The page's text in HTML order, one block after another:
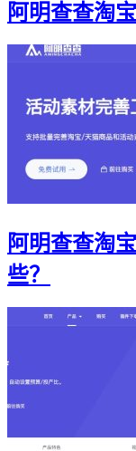
阿明查查淘
阿明查查淘
些？